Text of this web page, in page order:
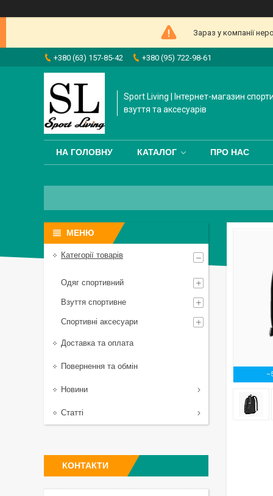
Зараз у компанії
+380 (63) 157-85-42 +380 (95) 722-98-61
Sport Living | Інтернет-магазин
взуття та аксесуарів
НА ГОЛОВНУ КАТАЛОГ ПРО НАС
Категорії товарів
Одяг спортивний
Взуття спортивне
Спортивні аксесуари
Доставка та оплата
Повернення та обмін
Новини
Статті
КОНТАКТИ